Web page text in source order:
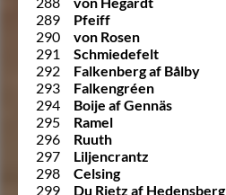
289
Pfeiff
290
von Rosen
291
Schmiedefelt
292
Falkenberg af Bålby
293
Falkengréen
294
Boije af Gennäs
295
Ramel
296
Ruuth
297
Liljencrantz
298
Celsing
299
Du Rietz af Hedensberg